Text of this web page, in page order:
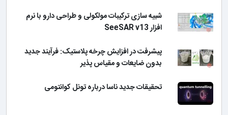
شبیه سازی ترکیبات مولکولی و طراحی دارو با نرم
افزار SeeSAR v13
پیشرفت در افزایش چرخه پلاستیک: فرآیند جدید
بدون ضایعات و مقیاس پذیر
تحقیقات جدید ناسا درباره تونل کوانتومی